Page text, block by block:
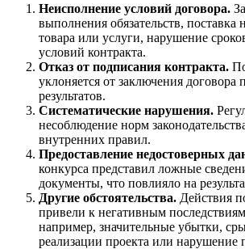
Неисполнение условий договора.
выполнения обязательств, поставка
товара или услуги, нарушение
условий контракта.
Отказ от подписания контракта.
уклоняется от заключения договора
результатов.
Систематические нарушения.
несоблюдение норм
внутренних правил.
Предоставление недостоверных
конкурса представил ложные
документы, что повлияло на
Другие обстоятельства. Действия
привели к негативным последствиям
например, значительные убытки,
реализации проекта или нарушение